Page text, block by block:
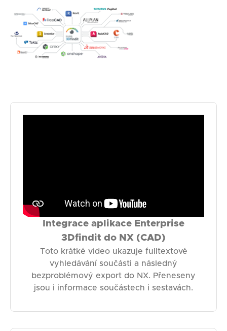
Integrace aplikace Enterprise
3Dfindit do NX (CAD)
Toto krátké video ukazuje fulltextové
vyhledávání součásti a následný
bezproblémový export do NX. Přeneseny
jsou i informace součástech i sestavách.